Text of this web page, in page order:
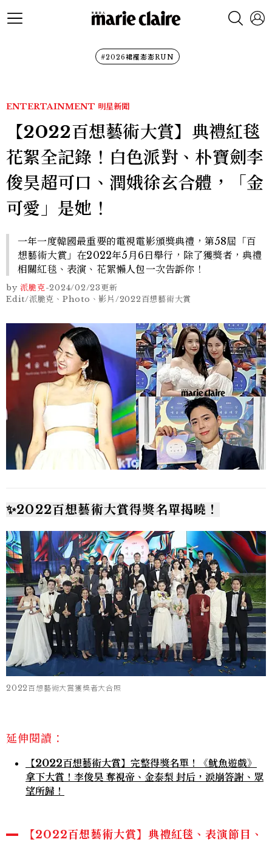
#2026裙襬澎澎RUN
ENTERTAINMENT 明星新聞
【2022百想藝術大賞】典禮紅毯
花絮全記錄！白色派對、朴寶劍李
俊昊超可口、潤娥徐玄合體，「金
可愛」是她！
一年一度韓國最重要的電視電影頒獎典禮，第58屆「百
想藝術大賞」在2022年5月6日舉行，除了獲獎者，典禮
相關紅毯、表演、花絮懶人包一次告訴你！
by 派脆克-2024/02/23更新
Edit/派脆克、Photo、影片/2022百想藝術大賞
✨2022百想藝術大賞得獎名單揭曉！
2022百想藝術大賞獲獎者大合照
延伸閱讀：
【2022百想藝術大賞】完整得獎名單！《魷魚遊戲》
拿下大賞！李俊昊 奪視帝、金泰梨 封后，淚崩答謝、眾
望所歸！
【2022百想藝術大賞】典禮紅毯、表演節目、